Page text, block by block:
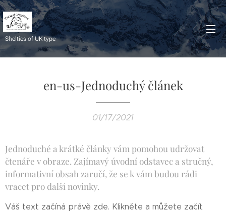
Shelties of UK type
en-us-Jednoduchý článek
01/17/2021
Jednoduché a krátké články vám pomohou udržovat
čtenáře v obraze. Zajímavý úvodní odstavec a stručný,
informativní obsah zaručí, že se k vám budou rádi
vracet pro další novinky.
Váš text začíná právě zde. Klikněte a můžete začít